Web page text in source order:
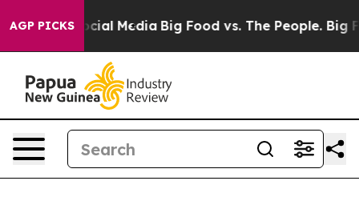
AGP PICKS
on Social Media Big Food vs. The People. Big